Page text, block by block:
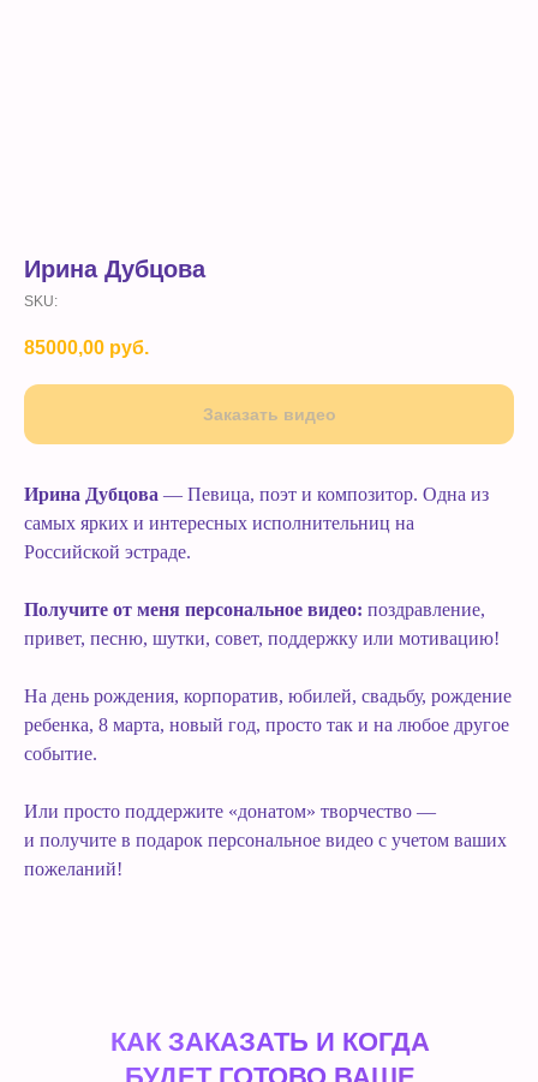
Ирина Дубцова
SKU:
85000,00 руб.
Заказать видео
Ирина Дубцова — Певица, поэт и композитор. Одна из
самых ярких и интересных исполнительниц на
Российской эстраде.
Получите от меня персональное видео: поздравление,
привет, песню, шутки, совет, поддержку или мотивацию!
На день рождения, корпоратив, юбилей, свадьбу, рождение
ребенка, 8 марта, новый год, просто так и на любое другое
событие.
Или просто поддержите «донатом» творчество —
и получите в подарок персональное видео с учетом ваших
пожеланий!
КАК ЗАКАЗАТЬ И КОГДА